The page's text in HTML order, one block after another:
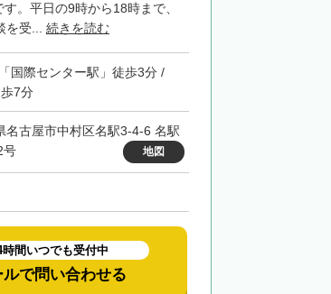
。平日の9時から18時まで、
を受... 続きを読む
国際センター駅」徒歩3分 /
7分
名古屋市中村区名駅3-4-6 名駅
号
地図
時間いつでも受付中
ルで問い合わせる